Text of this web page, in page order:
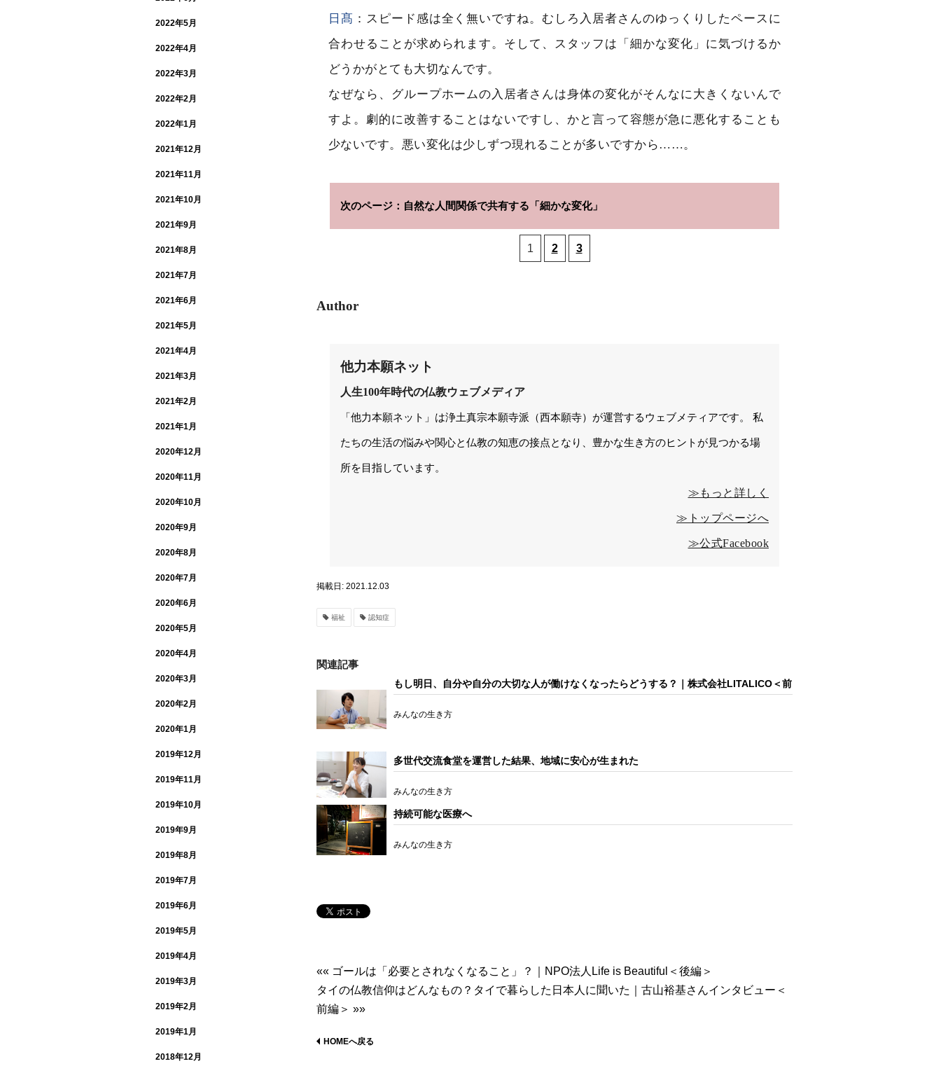
日髙 ：スピード感は全く無いですね。むしろ入居者さんのゆっくりしたペースに
合わせることが求められます。そして、スタッフは「細かな変化」に気づけるか
どうかがとても大切なんです。
なぜなら、グループホームの入居者さんは身体の変化がそんなに大きくないんで
すよ。劇的に改善することはないですし、かと言って容態が急に悪化することも
少ないです。悪い変化は少しずつ現れることが多いですから……。
自然な人間関係で共有する「細かな変化」
1 2 3
Author
他力本願ネット
人生100年時代の仏教ウェブメディア
「他力本願ネット」は浄土真宗本願寺派（西本願寺）が運営するウェブメティアです。 私
たちの生活の悩みや関心と仏教の知恵の接点となり、豊かな生き方のヒントが見つかる場
所を目指しています。
≫もっと詳しく
≫トップページへ
≫公式Facebook
掲載日: 2021.12.03
福祉 認知症
関連記事
もし明日、自分や自分の大切な人が働けなくなったらどうする？｜株式会社LITALICO＜前
みんなの生き方
多世代交流食堂を運営した結果、地域に安心が生まれた
みんなの生き方
持続可能な医療へ
みんなの生き方
«« ゴールは「必要とされなくなること」？｜NPO法人Life is Beautiful＜後編＞
タイの仏教信仰はどんなもの？タイで暮らした日本人に聞いた｜古山裕基さんインタビュー＜
前編＞ »»
HOMEへ戻る
2022年5月
2022年4月
2022年3月
2022年2月
2022年1月
2021年12月
2021年11月
2021年10月
2021年9月
2021年8月
2021年7月
2021年6月
2021年5月
2021年4月
2021年3月
2021年2月
2021年1月
2020年12月
2020年11月
2020年10月
2020年9月
2020年8月
2020年7月
2020年6月
2020年5月
2020年4月
2020年3月
2020年2月
2020年1月
2019年12月
2019年11月
2019年10月
2019年9月
2019年8月
2019年7月
2019年6月
2019年5月
2019年4月
2019年3月
2019年2月
2019年1月
2018年12月